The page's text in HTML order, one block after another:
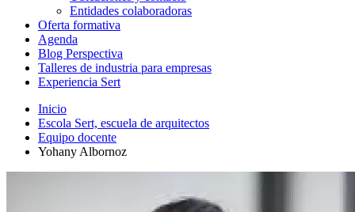
Entidades colaboradoras
Oferta formativa
Agenda
Blog Perspectiva
Talleres de industria para empresas
Experiencia Sert
Inicio
Escola Sert, escuela de arquitectos
Equipo docente
Yohany Albornoz